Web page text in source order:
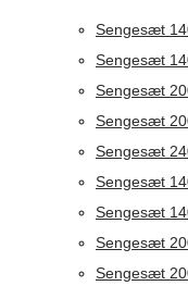
Sengesæt
Sengesæt
Sengesæt
Sengesæt
Sengesæt
Sengesæt
Sengesæt
Sengesæt
Sengesæt